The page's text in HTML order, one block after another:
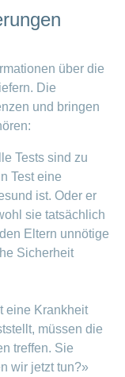
Die
Arzt
die
kann
ab der
Arzt
ml
über die
Die
und bringen
Tests sind zu
Test eine
ist. Oder er
sie tatsächlich
Eltern unnötige
Sicherheit
eine Krankheit
müssen die
treffen. Sie
wir jetzt tun?»